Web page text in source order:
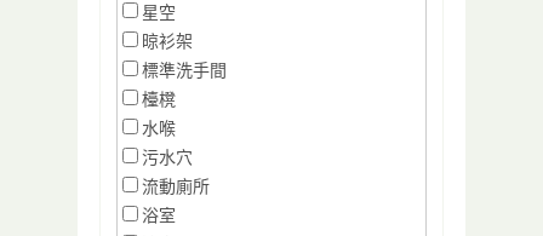
星空
晾衫架
標準洗手間
檯櫈
水喉
污水穴
流動廁所
浴室